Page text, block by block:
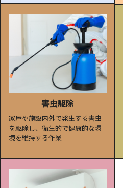
害虫駆除
家屋や施設内外で発生する害虫
を駆除し、衛生的で健康的な環
境を維持する作業